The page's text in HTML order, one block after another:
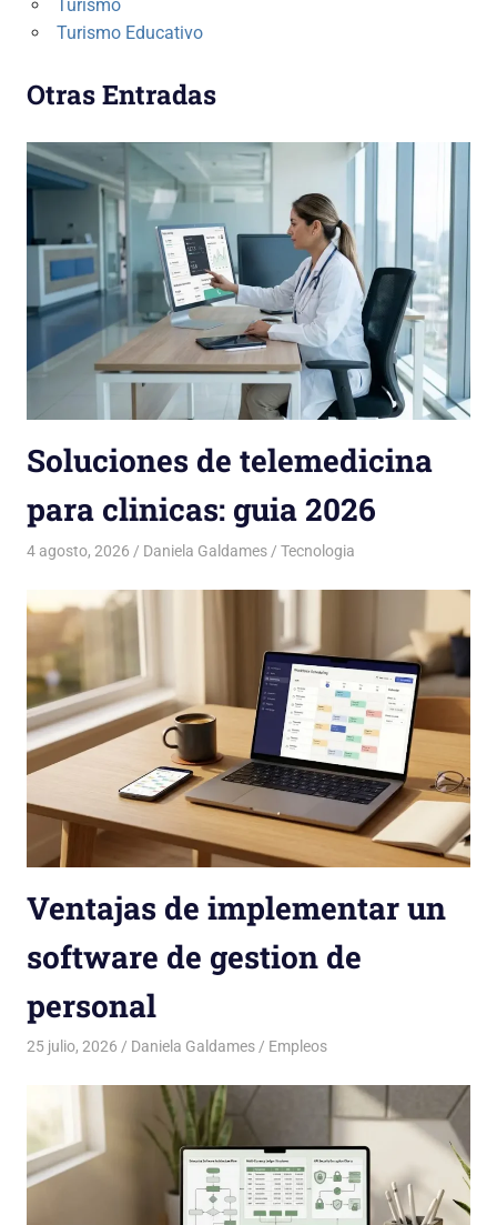
Turismo
Turismo Educativo
Otras Entradas
Soluciones de telemedicina
para clinicas: guia 2026
4 agosto, 2026 Daniela Galdames Tecnologia
Ventajas de implementar un
software de gestion de
personal
25 julio, 2026 Daniela Galdames Empleos